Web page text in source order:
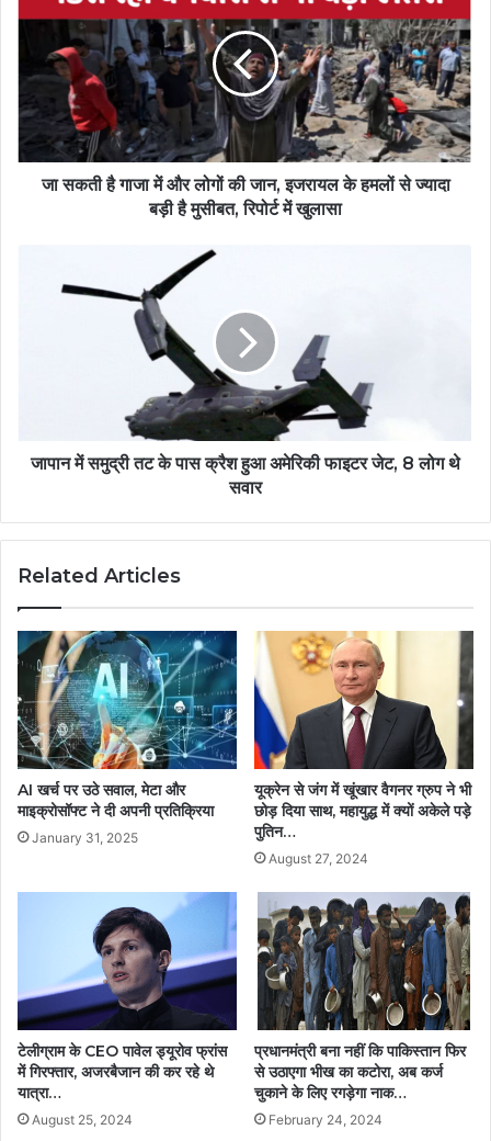
जा सकती है गाजा में और लोगों की जान, इजरायल के हमलों से ज्यादा
बड़ी है मुसीबत, रिपोर्ट में खुलासा
जापान में समुद्री तट के पास क्रैश हुआ अमेरिकी फाइटर जेट, 8 लोग थे
सवार
Related Articles
AI खर्च पर उठे सवाल, मेटा और
माइक्रोसॉफ्ट ने दी अपनी प्रतिक्रिया
January 31, 2025
यूक्रेन से जंग में खूंखार वैगनर ग्रुप ने भी
छोड़ दिया साथ, महायुद्ध में क्यों अकेले पड़े
पुतिन…
August 27, 2024
टेलीग्राम के CEO पावेल ड्यूरोव फ्रांस
में गिरफ्तार, अजरबैजान की कर रहे थे
यात्रा…
August 25, 2024
प्रधानमंत्री बना नहीं कि पाकिस्तान फिर
से उठाएगा भीख का कटोरा, अब कर्ज
चुकाने के लिए रगड़ेगा नाक…
February 24, 2024